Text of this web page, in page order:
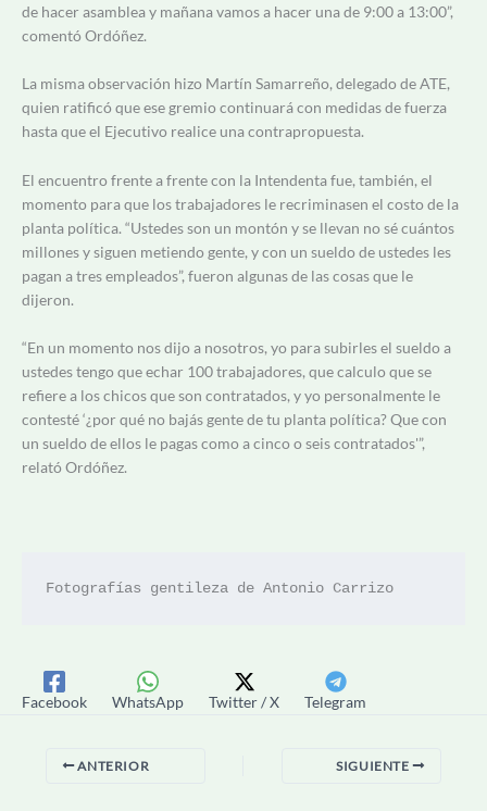
de hacer asamblea y mañana vamos a hacer una de 9:00 a 13:00”,
comentó Ordóñez.
La misma observación hizo Martín Samarreño, delegado de ATE,
quien ratificó que ese gremio continuará con medidas de fuerza
hasta que el Ejecutivo realice una contrapropuesta.
El encuentro frente a frente con la Intendenta fue, también, el
momento para que los trabajadores le recriminasen el costo de la
planta política. “Ustedes son un montón y se llevan no sé cuántos
millones y siguen metiendo gente, y con un sueldo de ustedes les
pagan a tres empleados”, fueron algunas de las cosas que le
dijeron.
“En un momento nos dijo a nosotros, yo para subirles el sueldo a
ustedes tengo que echar 100 trabajadores, que calculo que se
refiere a los chicos que son contratados, y yo personalmente le
contesté ‘¿por qué no bajás gente de tu planta política? Que con
un sueldo de ellos le pagas como a cinco o seis contratados'”,
relató Ordóñez.
Fotografías gentileza de Antonio Carrizo
Facebook WhatsApp Twitter / X Telegram
ANTERIOR SIGUIENTE